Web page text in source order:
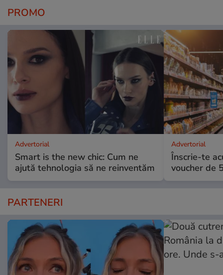
PROMO
Advertorial
Smart is the new chic: Cum ne
ajută tehnologia să ne reinventăm
Advertorial
Înscrie-te
voucher de
PARTENERI